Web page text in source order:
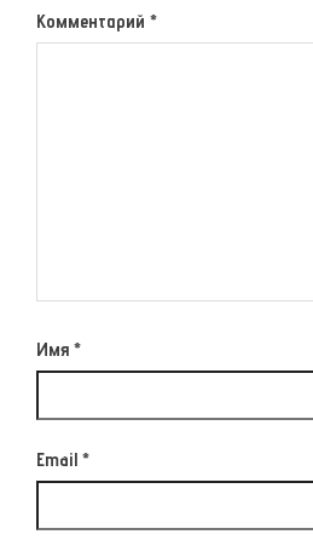
Комментарий *
Имя *
Email *